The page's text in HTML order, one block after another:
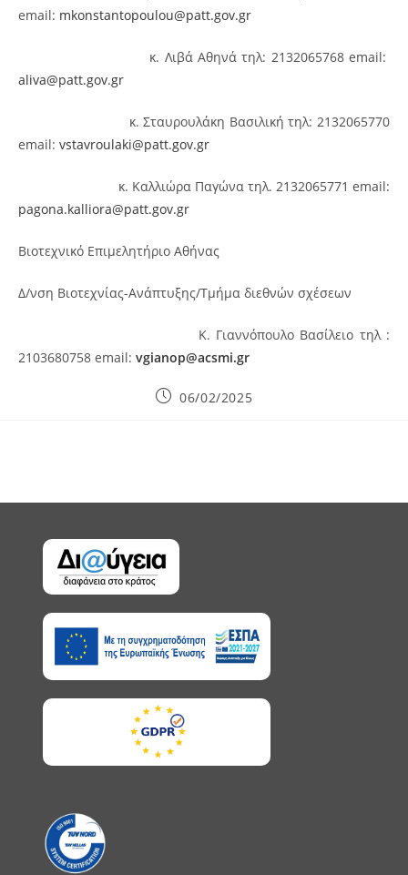
email: mkonstantopoulou@patt.gov.gr
κ. Λιβά Αθηνά τηλ: 2132065768 email:
aliva@patt.gov.gr
κ. Σταυρουλάκη Βασιλική τηλ: 2132065770
email: vstavroulaki@patt.gov.gr
κ. Καλλιώρα Παγώνα τηλ. 2132065771 email:
pagona.kalliora@patt.gov.gr
Βιοτεχνικό Επιμελητήριο Αθήνας
Δ/νση Βιοτεχνίας-Ανάπτυξης/Τμήμα διεθνών σχέσεων
Κ. Γιαννόπουλο Βασίλειο τηλ :
2103680758 email: vgianop@acsmi.gr
Post06/02/2025